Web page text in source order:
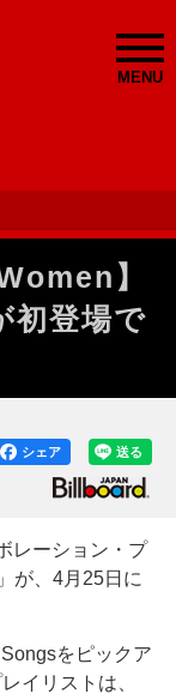
MENU
】
登場で
送る
シェア
レーション・プ
が、4月25日に
をピックア
イリストは、